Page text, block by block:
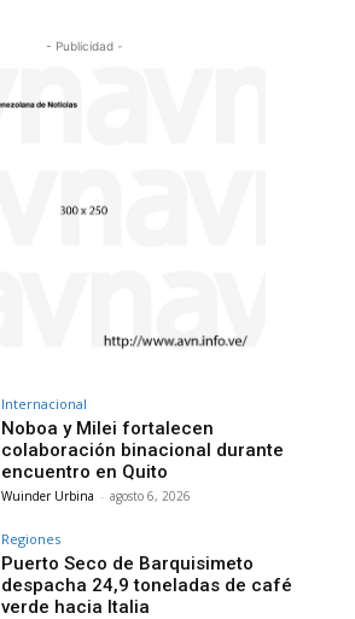
- Publicidad -
Internacional
Noboa y Milei fortalecen
colaboración binacional durante
encuentro en Quito
Wuinder Urbina - agosto 6, 2026
Regiones
Puerto Seco de Barquisimeto
despacha 24,9 toneladas de café
verde hacia Italia